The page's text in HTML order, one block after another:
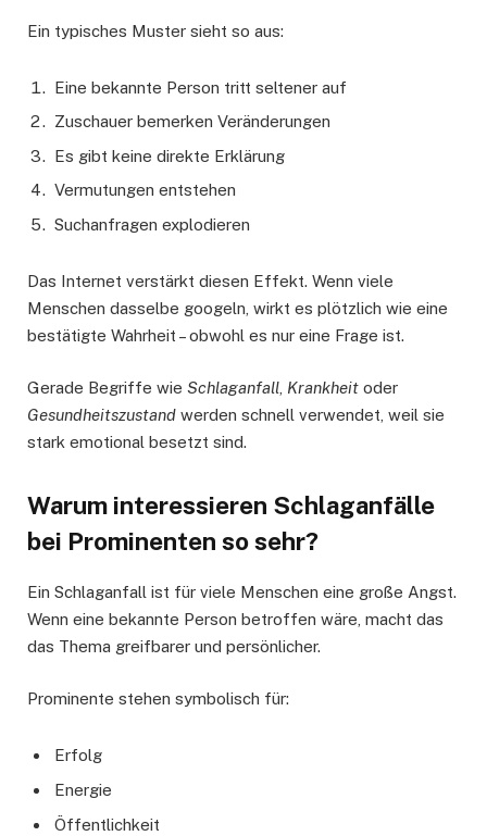
Ein typisches Muster sieht so aus:
Eine bekannte Person tritt seltener auf
Zuschauer bemerken Veränderungen
Es gibt keine direkte Erklärung
Vermutungen entstehen
Suchanfragen explodieren
Das Internet verstärkt diesen Effekt. Wenn viele
Menschen dasselbe googeln, wirkt es plötzlich wie eine
bestätigte Wahrheit – obwohl es nur eine Frage ist.
Gerade Begriffe wie Schlaganfall Krankheit oder
Gesundheitszustand werden schnell verwendet, weil sie
stark emotional besetzt sind.
Warum interessieren Schlaganfälle
bei Prominenten so sehr?
Ein Schlaganfall ist für viele Menschen eine große Angst.
Wenn eine bekannte Person betroffen wäre, macht das
das Thema greifbarer und persönlicher.
Prominente stehen symbolisch für:
Erfolg
Energie
Öffentlichkeit